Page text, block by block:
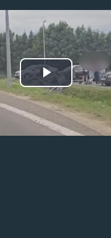
Odtwórz
wideo